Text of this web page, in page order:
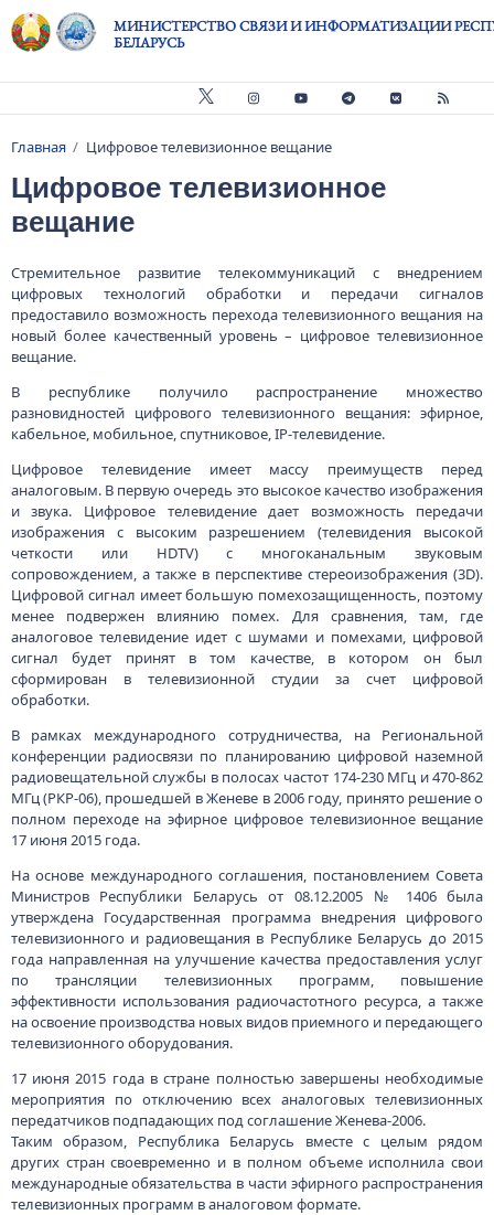
Перейти к основному содержанию
МИНИСТЕРСТВО СВЯЗИ И ИНФОРМАТИЗАЦИИ
БЕЛАРУСЬ
Строка навигации
Главная Цифровое телевизионное вещание
Цифровое телевизионное
вещание
Стремительное развитие телекоммуникаций с внедрением
цифровых технологий обработки и передачи сигналов
предоставило возможность перехода телевизионного вещания на
новый более качественный уровень – цифровое телевизионное
вещание.
В республике получило распространение множество
разновидностей цифрового телевизионного вещания: эфирное,
кабельное, мобильное, спутниковое, IP-телевидение.
Цифровое телевидение имеет массу преимуществ перед
аналоговым. В первую очередь это высокое качество изображения
и звука. Цифровое телевидение дает возможность передачи
изображения с высоким разрешением (телевидения высокой
четкости или HDTV) с многоканальным звуковым
сопровождением, а также в перспективе стереоизображения (3D).
Цифровой сигнал имеет большую помехозащищенность, поэтому
менее подвержен влиянию помех. Для сравнения, там, где
аналоговое телевидение идет с шумами и помехами, цифровой
сигнал будет принят в том качестве, в котором он был
сформирован в телевизионной студии за счет цифровой
обработки.
В рамках международного сотрудничества, на Региональной
конференции радиосвязи по планированию цифровой наземной
радиовещательной службы в полосах частот 174-230 МГц и 470-862
МГц (РКР-06), прошедшей в Женеве в 2006 году, принято решение о
полном переходе на эфирное цифровое телевизионное вещание
17 июня 2015 года.
На основе международного соглашения, постановлением Совета
Министров Республики Беларусь от 08.12.2005 № 1406 была
утверждена Государственная программа внедрения цифрового
телевизионного и радиовещания в Республике Беларусь до 2015
года направленная на улучшение качества предоставления услуг
по трансляции телевизионных программ, повышение
эффективности использования радиочастотного ресурса, а также
на освоение производства новых видов приемного и передающего
телевизионного оборудования.
17 июня 2015 года в стране полностью завершены необходимые
мероприятия по отключению всех аналоговых телевизионных
передатчиков подпадающих под соглашение Женева-2006.
Таким образом, Республика Беларусь вместе с целым рядом
других стран своевременно и в полном объеме исполнила свои
международные обязательства в части эфирного распространения
телевизионных программ в аналоговом формате.